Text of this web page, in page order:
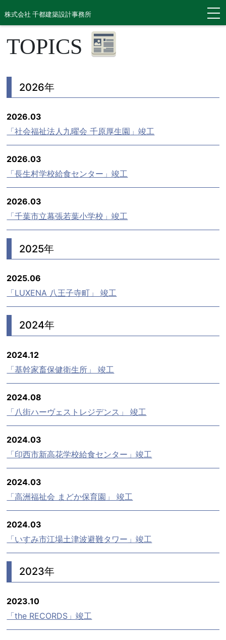
株式会社 千都建築設計事務所
TOPICS
2026年
2026.03
「社会福祉法人九曜会 千原厚生園」竣工
2026.03
「長生村学校給食センター」竣工
2026.03
「千葉市立幕張若葉小学校」竣工
2025年
2025.06
「LUXENA 八王子寺町」 竣工
2024年
2024.12
「基幹家畜保健衛生所」 竣工
2024.08
「八街ハーヴェストレジデンス」 竣工
2024.03
「印西市新高花学校給食センター」竣工
2024.03
「高洲福祉会 まどか保育園」 竣工
2024.03
「いすみ市江場土津波避難タワー」竣工
2023年
2023.10
「the RECORDS」竣工